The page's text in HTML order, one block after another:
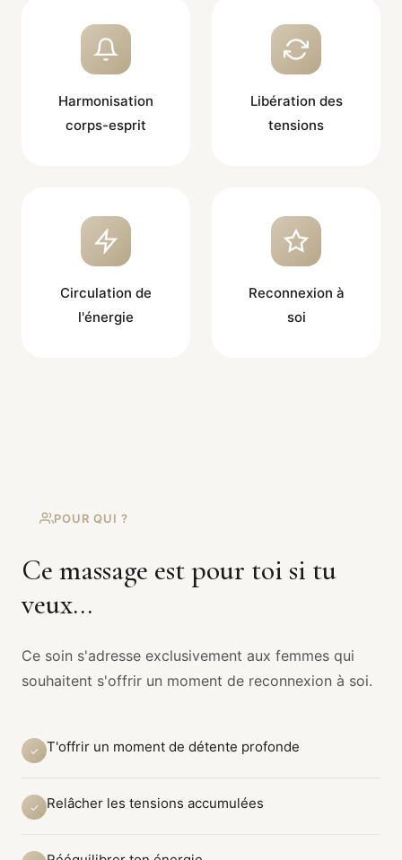
Harmonisation
corps-esprit
Libération des
tensions
Circulation de
l'énergie
Reconnexion à
soi
POUR QUI ?
Ce massage est pour toi si tu
veux...
Ce soin s'adresse exclusivement aux femmes qui
souhaitent s'offrir un moment de reconnexion à soi.
✓ T'offrir un moment de détente profonde
✓ Relâcher les tensions accumulées